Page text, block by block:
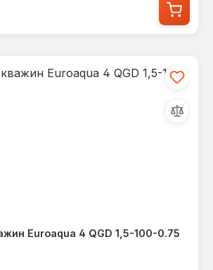
Euroaqua 4 QGD 1,5-100-0.75